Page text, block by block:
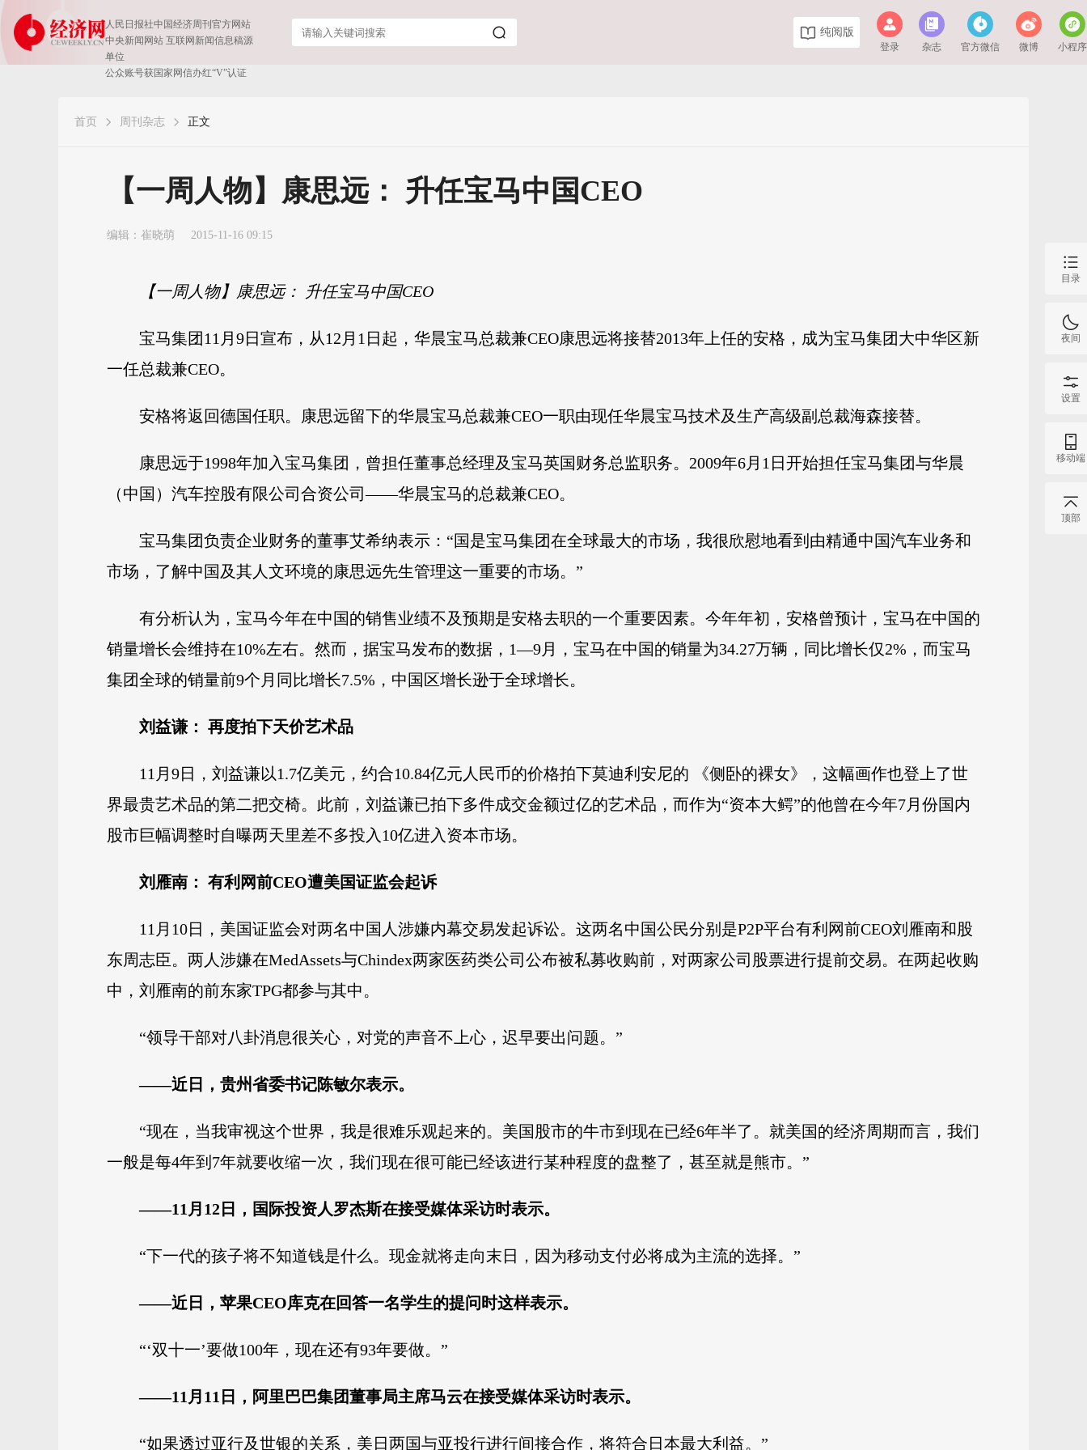
人民日报社中国经济周刊官方网站
中央新闻网站 互联网新闻信息稿源
单位
公众账号获国家网信办红“V”认证
纯阅版
登录 杂志 官方微信 微博 小程序
首页 周刊杂志 正文
【一周人物】康思远： 升任宝马中国CEO
编辑：崔晓萌 2015-11-16 09:15
【一周人物】康思远： 升任宝马中国CEO
宝马集团11月9日宣布，从12月1日起，华晨宝马总裁兼CEO康思远将接替2013年上任的安格，成为宝马集团大中华区新
一任总裁兼CEO。
安格将返回德国任职。康思远留下的华晨宝马总裁兼CEO一职由现任华晨宝马技术及生产高级副总裁海森接替。
康思远于1998年加入宝马集团，曾担任董事总经理及宝马英国财务总监职务。2009年6月1日开始担任宝马集团与华晨
（中国）汽车控股有限公司合资公司——华晨宝马的总裁兼CEO。
宝马集团负责企业财务的董事艾希纳表示：“国是宝马集团在全球最大的市场，我很欣慰地看到由精通中国汽车业务和
市场，了解中国及其人文环境的康思远先生管理这一重要的市场。”
有分析认为，宝马今年在中国的销售业绩不及预期是安格去职的一个重要因素。今年年初，安格曾预计，宝马在中国的
销量增长会维持在10%左右。然而，据宝马发布的数据，1—9月，宝马在中国的销量为34.27万辆，同比增长仅2%，而宝马
集团全球的销量前9个月同比增长7.5%，中国区增长逊于全球增长。
刘益谦： 再度拍下天价艺术品
11月9日，刘益谦以1.7亿美元，约合10.84亿元人民币的价格拍下莫迪利安尼的 《侧卧的裸女》，这幅画作也登上了世
界最贵艺术品的第二把交椅。此前，刘益谦已拍下多件成交金额过亿的艺术品，而作为“资本大鳄”的他曾在今年7月份国内
股市巨幅调整时自曝两天里差不多投入10亿进入资本市场。
刘雁南： 有利网前CEO遭美国证监会起诉
11月10日，美国证监会对两名中国人涉嫌内幕交易发起诉讼。这两名中国公民分别是P2P平台有利网前CEO刘雁南和股
东周志臣。两人涉嫌在MedAssets与Chindex两家医药类公司公布被私募收购前，对两家公司股票进行提前交易。在两起收购
中，刘雁南的前东家TPG都参与其中。
“领导干部对八卦消息很关心，对党的声音不上心，迟早要出问题。”
——近日，贵州省委书记陈敏尔表示。
“现在，当我审视这个世界，我是很难乐观起来的。美国股市的牛市到现在已经6年半了。就美国的经济周期而言，我们
一般是每4年到7年就要收缩一次，我们现在很可能已经该进行某种程度的盘整了，甚至就是熊市。”
——11月12日，国际投资人罗杰斯在接受媒体采访时表示。
“下一代的孩子将不知道钱是什么。现金就将走向末日，因为移动支付必将成为主流的选择。”
——近日，苹果CEO库克在回答一名学生的提问时这样表示。
“‘双十一’要做100年，现在还有93年要做。”
——11月11日，阿里巴巴集团董事局主席马云在接受媒体采访时表示。
“如果透过亚行及世银的关系，美日两国与亚投行进行间接合作，将符合日本最大利益。”
目录
夜间
设置
移动端
顶部